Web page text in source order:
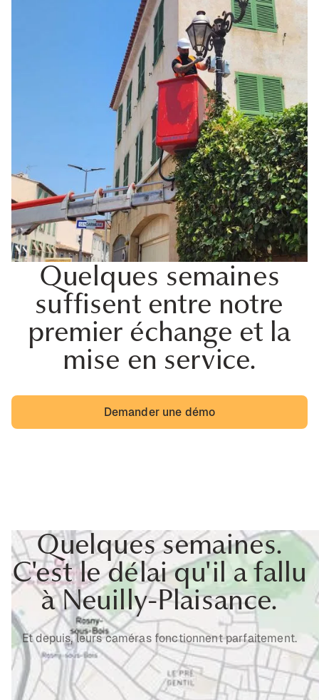
Quelques semaines
suffisent entre notre
premier échange et la
mise en service.
Demander une démo
Quelques semaines.
C'est le délai qu'il a fallu
à Neuilly-Plaisance.
Et depuis, leurs caméras fonctionnent parfaitement.